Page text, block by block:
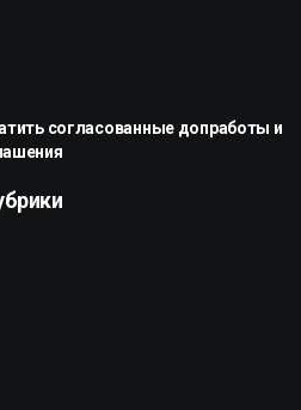
согласованные допработы и